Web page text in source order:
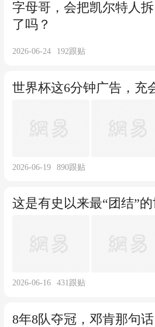
字母哥，会把凯尔特人拆
了吗？
2026-06-24 192跟贴
世界杯这6分钟广告，充
2026-06-19 890跟贴
这是有史以来最“团结”
2026-06-16 431跟贴
8年8队夺冠，邓肯那句